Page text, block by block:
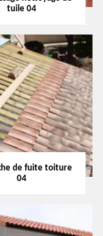
tuile 04
de fuite toiture
04